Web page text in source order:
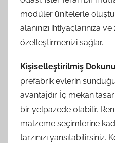
modüler ünitelerle
alanınızı ihtiyaçlarınıza
özelleştirmenizi sağlar.
Kişiselleştirilmiş
prefabrik evlerin
avantajdır. İç mekan
bir yelpazede olabilir.
malzeme seçimlerine
tarzınızı